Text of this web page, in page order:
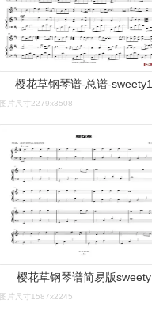
樱花草钢琴谱-总谱-sweety1
图片尺寸2279x3508
樱花草钢琴谱简易版sweety
图片尺寸1587x2245